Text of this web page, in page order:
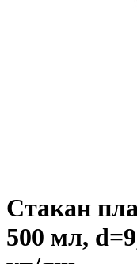
Стакан
500 мл,